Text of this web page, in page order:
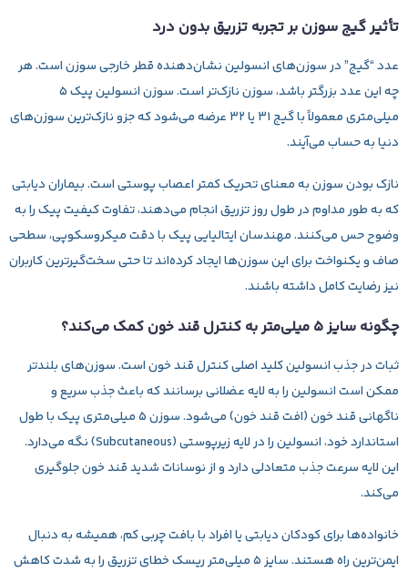
تأثیر گیج سوزن بر تجربه تزریق بدون درد
عدد “گیج” در سوزن‌های انسولین نشان‌دهنده قطر خارجی سوزن است. هر
چه این عدد بزرگتر باشد، سوزن نازک‌تر است. سوزن انسولین پیک ۵
میلی‌متری معمولاً با گیج ۳۱ یا ۳۲ عرضه می‌شود که جزو نازک‌ترین سوزن‌های
دنیا به حساب می‌آیند.
نازک بودن سوزن به معنای تحریک کمتر اعصاب پوستی است. بیماران دیابتی
که به طور مداوم در طول روز تزریق انجام می‌دهند، تفاوت کیفیت پیک را به
وضوح حس می‌کنند. مهندسان ایتالیایی پیک با دقت میکروسکوپی، سطحی
صاف و یکنواخت برای این سوزن‌ها ایجاد کرده‌اند تا حتی سخت‌گیرترین کاربران
نیز رضایت کامل داشته باشند.
چگونه سایز ۵ میلی‌متر به کنترل قند خون کمک می‌کند؟
ثبات در جذب انسولین کلید اصلی کنترل قند خون است. سوزن‌های بلندتر
ممکن است انسولین را به لایه عضلانی برسانند که باعث جذب سریع و
ناگهانی قند خون (افت قند خون) می‌شود. سوزن ۵ میلی‌متری پیک با طول
استاندارد خود، انسولین را در لایه زیرپوستی (Subcutaneous) نگه می‌دارد.
این لایه سرعت جذب متعادلی دارد و از نوسانات شدید قند خون جلوگیری
می‌کند.
خانواده‌ها برای کودکان دیابتی یا افراد با بافت چربی کم، همیشه به دنبال
ایمن‌ترین راه هستند. سایز ۵ میلی‌متر ریسک خطای تزریق را به شدت کاهش